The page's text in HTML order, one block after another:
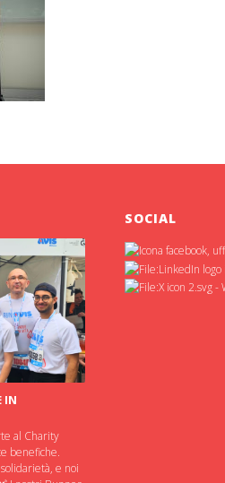
IN
al Charity
benefiche.
e noi
SOCIAL